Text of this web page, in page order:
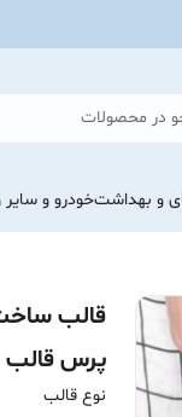
در محصولات
و بهداشتخودرو و سایر
قالب
پرس قالب
نوع قالب